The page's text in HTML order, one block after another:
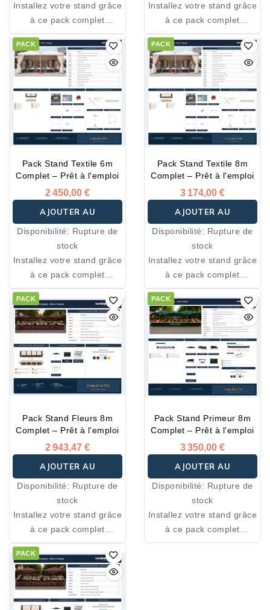
Installez votre stand grâce
à ce pack complet
spécialement conçu pour
les marchés, foires,
salons et événements.
Tous les équipements
essentiels sont inclus pour
démarrer votre activité
immédiatement.
Installez votre stand grâce
à ce pack complet
spécialement conçu pour
les marchés, foires,
salons et événements.
Tous les équipements
essentiels sont inclus pour
démarrer votre activité
immédiatement.
PACK
Pack Stand Textile 6m
Complet – Prêt à l'emploi
2 450,00 €
AJOUTER AU
PANIER
Disponibilité: Rupture de
stock
Installez votre stand grâce
à ce pack complet
spécialement conçu pour
les marchés, foires,
salons et événements.
Tous les équipements
essentiels sont inclus pour
démarrer votre activité
immédiatement.
PACK
Pack Stand Textile 8m
Complet – Prêt à l'emploi
3 174,00 €
AJOUTER AU
PANIER
Disponibilité: Rupture de
stock
Installez votre stand grâce
à ce pack complet
spécialement conçu pour
les marchés, foires,
salons et événements.
Tous les équipements
essentiels sont inclus pour
démarrer votre activité
immédiatement.
PACK
Pack Stand Fleurs 8m
Complet – Prêt à l'emploi
2 943,47 €
AJOUTER AU
PANIER
Disponibilité: Rupture de
stock
Installez votre stand grâce
à ce pack complet
spécialement conçu pour
les marchés, foires,
salons et événements.
Tous les équipements
essentiels sont inclus pour
PACK
Pack Stand Primeur 8m
Complet – Prêt à l'emploi
3 350,00 €
AJOUTER AU
PANIER
Disponibilité: Rupture de
stock
Installez votre stand grâce
à ce pack complet
spécialement conçu pour
PACK